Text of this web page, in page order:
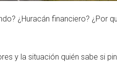
¿Huracán financiero? ¿Por
y la situación quién sabe si